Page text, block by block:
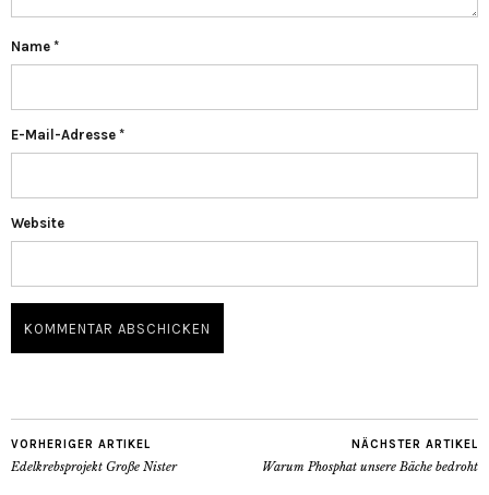
Name *
E-Mail-Adresse *
Website
VORHERIGER ARTIKEL
Edelkrebsprojekt Große Nister
NÄCHSTER ARTIKEL
Warum Phosphat unsere Bäche bedroht